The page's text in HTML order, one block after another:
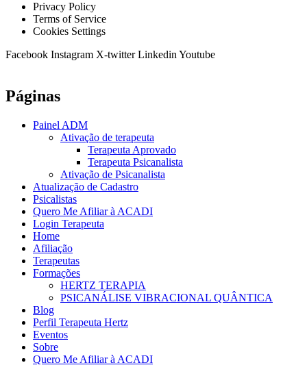
Privacy Policy
Terms of Service
Cookies Settings
Facebook Instagram X-twitter Linkedin Youtube
Páginas
Painel ADM
Ativação de terapeuta
Terapeuta Aprovado
Terapeuta Psicanalista
Ativação de Psicanalista
Atualização de Cadastro
Psicalistas
Quero Me Afiliar à ACADI
Login Terapeuta
Home
Afiliação
Terapeutas
Formações
HERTZ TERAPIA
PSICANÁLISE VIBRACIONAL QUÂNTICA
Blog
Perfil Terapeuta Hertz
Eventos
Sobre
Quero Me Afiliar à ACADI